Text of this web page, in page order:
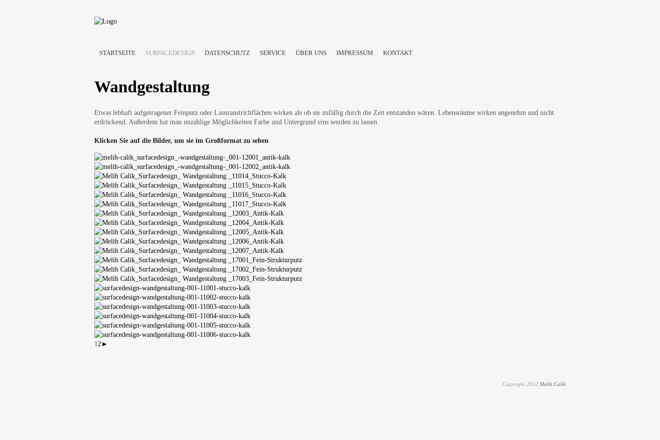
STARTSEITE SURFACEDESIGN DATENSCHUTZ SERVICE ÜBER UNS IMPRESSUM KONTAKT
Wandgestaltung
Etwas lebhaft aufgetragener Feinputz oder Lasuranstrichflächen wirken als ob sie zufällig durch die Zeit entstanden wären. Lebensräume wirken angenehm und nicht
erdrückend. Außerdem hat man unzählige Möglichkeiten Farbe und Untergrund eins werden zu lassen.
Klicken Sie auf die Bilder, um sie im Großformat zu sehen
12►
Copyright 2012 Melih Calik